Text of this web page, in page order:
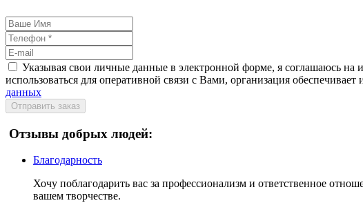
Указывая свои личные данные в электронной форме, я соглашаюсь
использоваться для оперативной связи с Вами, организация
данных
Отправить заказ
Отзывы добрых людей:
Благодарность
Хочу поблагодарить вас за профессионализм и ответственное
вашем творчестве.